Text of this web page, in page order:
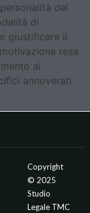
del
di
giustificare il
resa
ai
annoverati
Copyright
© 2025
Studio
Legale TMC